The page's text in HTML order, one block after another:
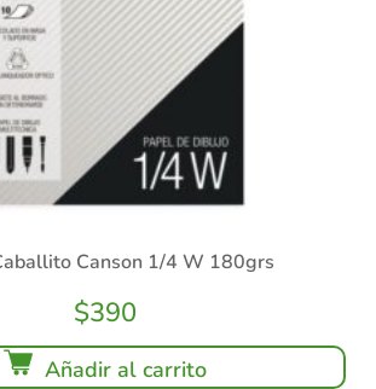
Canson 1/4 W 180grs
$390
Añadir al carrito